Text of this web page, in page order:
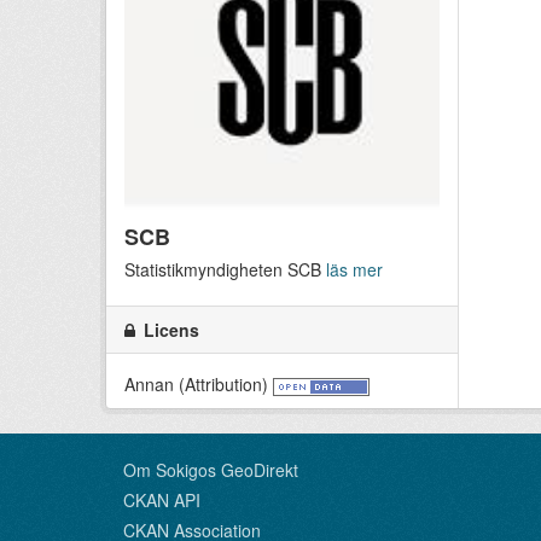
SCB
Statistikmyndigheten SCB läs mer
Licens
Annan (Attribution)
Om Sokigos GeoDirekt
CKAN API
CKAN Association